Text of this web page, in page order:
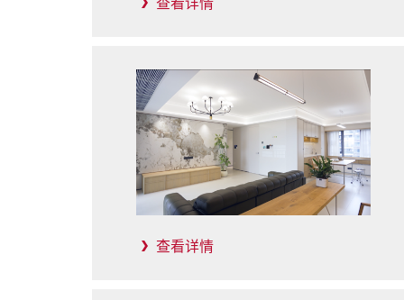
查看详情
查看详情